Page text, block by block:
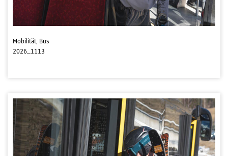
Mobilität, Bus
2026_1113